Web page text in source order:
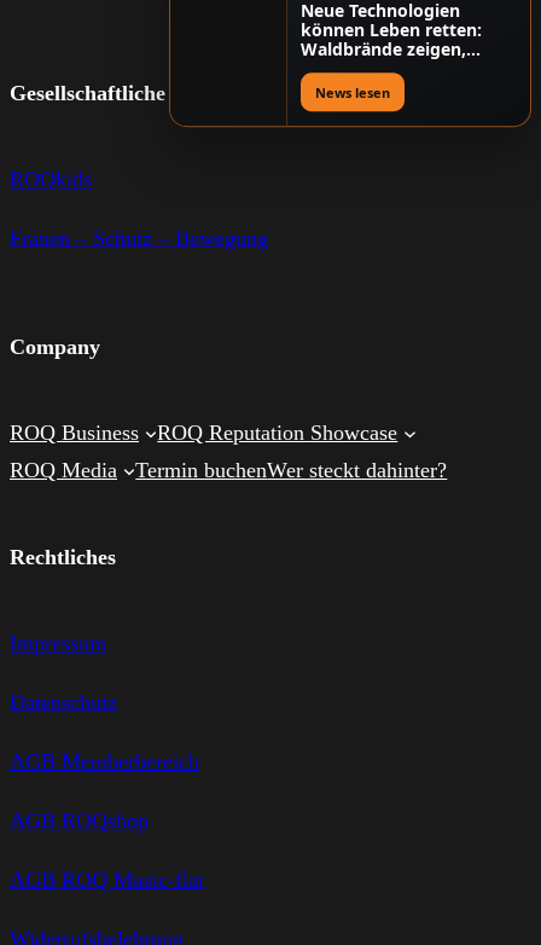
Gesellschaftliche Verantwortung
ROQkids
Frauen – Schutz – Bewegung
Company
ROQ Business
ROQ Reputation Showcase
ROQ Media
Termin buchenWer steckt dahinter?
Rechtliches
Impressum
Datenschutz
AGB Memberbereich
AGB ROQshop
AGB ROQ Music-flat
Widerrufsbelehrung
Neue Technologien
können Leben retten:
Waldbrände zeigen,
warum Digitalisierung
mehr als Komfort ist
News lesen